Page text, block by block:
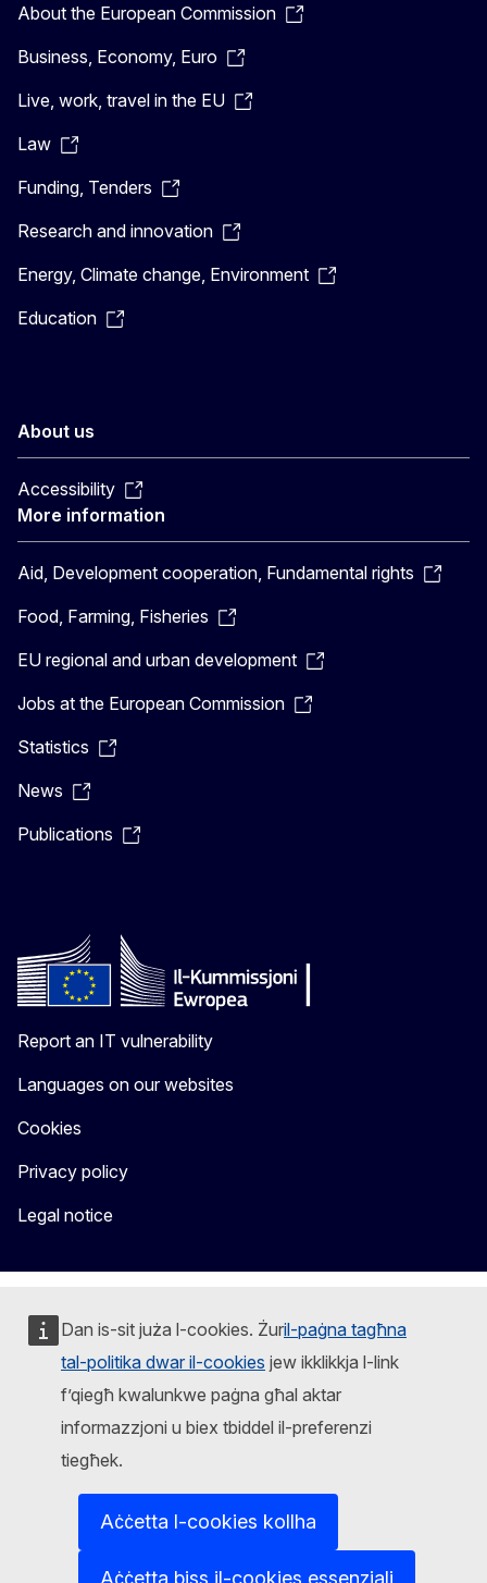
Dan is-sit juża l-cookies. Żuril-paġna tagħna
tal-politika dwar il-cookies jew ikklikkja l-link
f’qiegħ kwalunkwe paġna għal aktar
informazzjoni u biex tbiddel il-preferenzi
tiegħek.
Aċċetta l-cookies kollha
Aċċetta biss il-cookies essenzjali
About the European Commission
Business, Economy, Euro
Live, work, travel in the EU
Law
Funding, Tenders
Research and innovation
Energy, Climate change, Environment
Education
About us
Accessibility
More information
Aid, Development cooperation, Fundamental rights
Food, Farming, Fisheries
EU regional and urban development
Jobs at the European Commission
Statistics
News
Publications
Report an IT vulnerability
Languages on our websites
Cookies
Privacy policy
Legal notice